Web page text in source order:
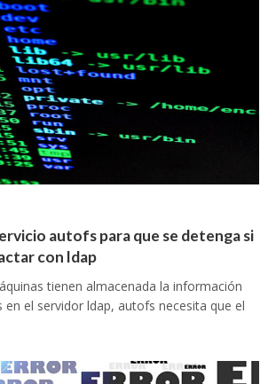
autofs para que se detenga si
con ldap
tienen almacenada la información
el servidor ldap, autofs necesita que el